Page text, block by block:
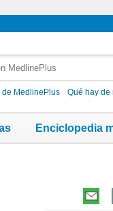
de MedlinePlus Qué hay de
Enciclopedia